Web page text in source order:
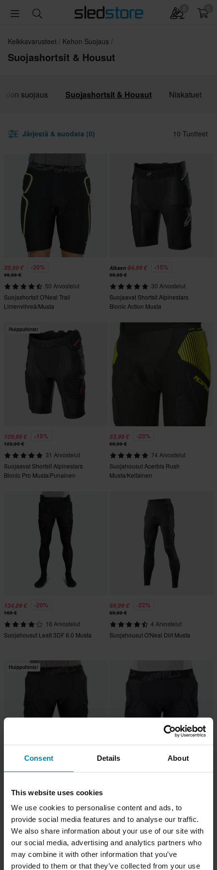
Consent Details About
This website uses cookies
We use cookies to personalise content and ads, to
provide social media features and to analyse our traffic.
We also share information about your use of our site with
our social media, advertising and analytics partners who
may combine it with other information that you’ve
provided to them or that they’ve collected from your use
Kelkkavarusteet Kehon Suojaus
Suojashortsit & Housut
suojaus Suojashortsit & Housut Niskatuet
Järjestä & suodata (0) 10 Tuotteet
39,99 € -20%
49,99 €
50 Arvostelut
Suojashortsit O'Neal Trail
Limenvihreä/Musta
Alkaen 84,99 € -15%
99,95 €
30 Arvostelut
Suojaavat Shortsit Alpinestars
Bionic Action Musta
Huippuhinta!
109,99 € -15%
129,95 €
31 Arvostelut
Suojaavat Shortsit Alpinestars
Bionic Pro Musta/Punainen
53,99 € -23%
69,99 €
74 Arvostelut
Suojahousut Acerbis Rush
Musta/Keltainen
134,99 € -20%
169 €
16 Arvostelut
Suojahousut Leatt 3DF 6.0 Musta
69,99 € -22%
89,99 €
4 Arvostelut
Suojahousut O'Neal Dirt Musta
Huippuhinta!
84,99 € -29%
35 Arvostelut
Suojashortsit Leatt 3DF 3.0 Musta
105,99 € -24%
Suojashortsit Leatt 3DF 4.0 Musta